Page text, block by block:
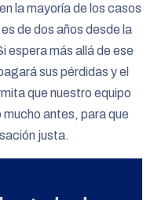
la mayoría de los casos
de dos años desde la
espera más allá de ese
sus pérdidas y el
que nuestro equipo
antes, para que
justa.